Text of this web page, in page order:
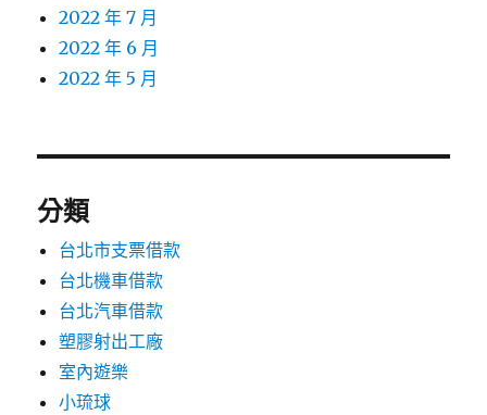
2022 年 7 月
2022 年 6 月
2022 年 5 月
分類
台北市支票借款
台北機車借款
台北汽車借款
塑膠射出工廠
室內遊樂
小琉球